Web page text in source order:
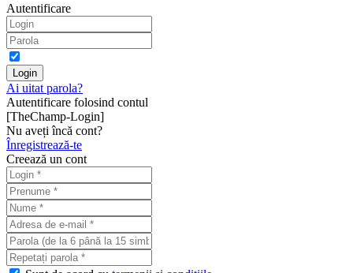
Autentificare
Ai uitat parola?
Autentificare folosind contul
[TheChamp-Login]
Nu aveți încă cont?
Înregistrează-te
Creează un cont